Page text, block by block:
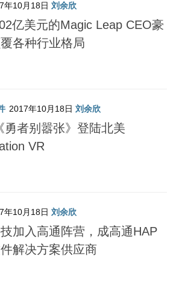
年10月18日 刘余欣
亿美元的Magic Leap CEO豪
各种行业格局
2017年10月18日 刘余欣
勇者别嚣张》登陆北美
VR
年10月18日 刘余欣
加入高通阵营，成高通HAP
解决方案供应商